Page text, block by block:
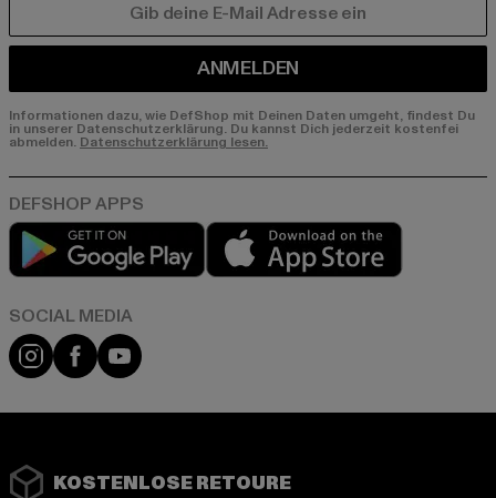
ANMELDEN
Informationen dazu, wie DefShop mit Deinen Daten umgeht, findest Du
in unserer Datenschutzerklärung. Du kannst Dich jederzeit kostenfei
abmelden. Datenschutzerklärung lesen.
Play market
Instagram
FacebookYouTube
KOSTENLOSE RETOURE